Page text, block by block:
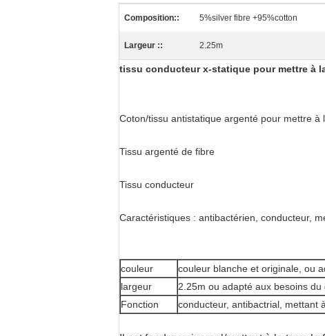
Composition:: 5%silver fibre +95%cotton
Largeur :: 2.25m
tissu conducteur x-statique pour mettre à
Coton/tissu antistatique argenté pour mettre à
Tissu argenté de fibre
Tissu conducteur
Caractéristiques : antibactérien, conducteur,
couleur
couleur blanche et originale, ou
largeur
2.25m ou adapté aux besoins du
Fonction
conducteur, antibactrial, mettant